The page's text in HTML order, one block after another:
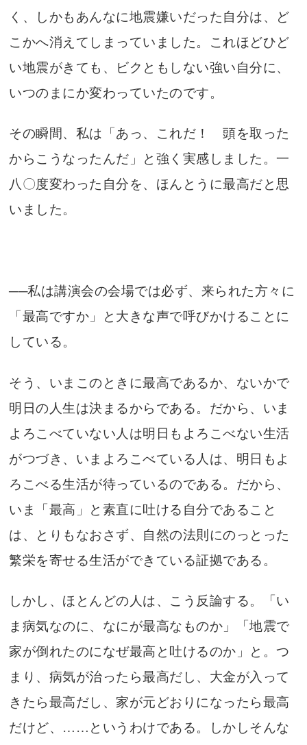
く、しかもあんなに地震嫌いだった自分は、ど
こかへ消えてしまっていました。これほどひど
い地震がきても、ビクともしない強い自分に、
いつのまにか変わっていたのです。
その瞬間、私は「あっ、これだ！ 頭を取った
からこうなったんだ」と強く実感しました。一
八〇度変わった自分を、ほんとうに最高だと思
いました。
──私は講演会の会場では必ず、来られた方々に
「最高ですか」と大きな声で呼びかけることに
している。
そう、いまこのときに最高であるか、ないかで
明日の人生は決まるからである。だから、いま
よろこべていない人は明日もよろこべない生活
がつづき、いまよろこべている人は、明日もよ
ろこべる生活が待っているのである。だから、
いま「最高」と素直に吐ける自分であること
は、とりもなおさず、自然の法則にのっとった
繁栄を寄せる生活ができている証拠である。
しかし、ほとんどの人は、こう反論する。「い
ま病気なのに、なにが最高なものか」「地震で
家が倒れたのになぜ最高と吐けるのか」と。つ
まり、病気が治ったら最高だし、大金が入って
きたら最高だし、家が元どおりになったら最高
だけど、……というわけである。しかしそんな